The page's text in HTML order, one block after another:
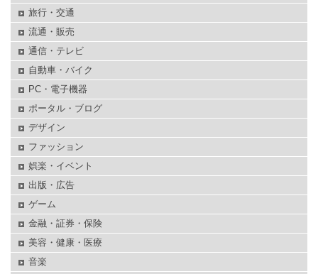
旅行・交通
流通・販売
通信・テレビ
自動車・バイク
PC・電子機器
ポータル・ブログ
デザイン
ファッション
娯楽・イベント
出版・広告
ゲーム
金融・証券・保険
美容・健康・医療
音楽